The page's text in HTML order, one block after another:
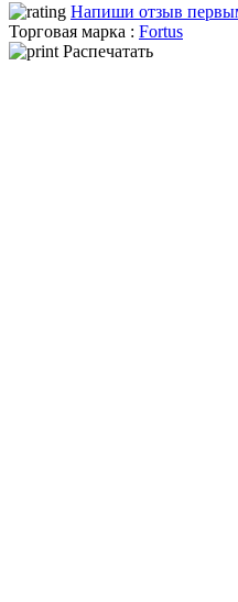
Напиши отзыв
Торговая марка : Fortus
Распечатать